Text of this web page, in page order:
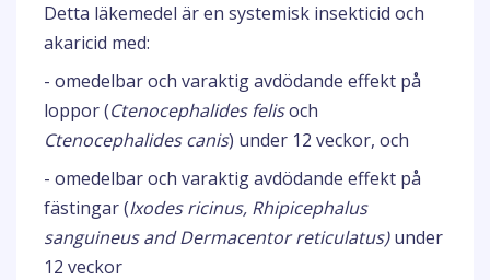
Detta läkemedel är en systemisk insekticid och
akaricid med:
- omedelbar och varaktig avdödande effekt på
loppor (Ctenocephalides felisoch
Ctenocephalides canis) under 12 veckor, och
- omedelbar och varaktig avdödande effekt på
fästingar (Ixodes ricinus, Rhipicephalus
sanguineus and Dermacentor reticulatus)under
12 veckor